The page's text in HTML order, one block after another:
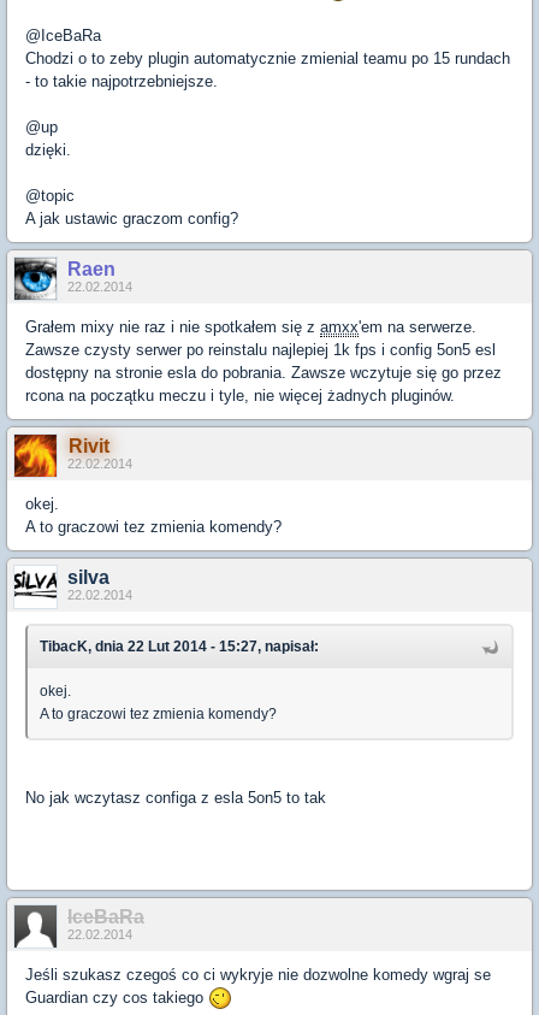
@IceBaRa
Chodzi o to zeby plugin automatycznie zmienial teamu po 15 rundach
- to takie najpotrzebniejsze.
@up
dzięki.
@topic
A jak ustawic graczom config?
Raen
22.02.2014
Grałem mixy nie raz i nie spotkałem się z amxx'em na serwerze.
Zawsze czysty serwer po reinstalu najlepiej 1k fps i config 5on5 esl
dostępny na stronie esla do pobrania. Zawsze wczytuje się go przez
rcona na początku meczu i tyle, nie więcej żadnych pluginów.
Rivit
22.02.2014
okej.
A to graczowi tez zmienia komendy?
silva
22.02.2014
TibacK, dnia 22 Lut 2014 - 15:27, napisał:
okej.
A to graczowi tez zmienia komendy?
No jak wczytasz configa z esla 5on5 to tak
IceBaRa
22.02.2014
Jeśli szukasz czegoś co ci wykryje nie dozwolne komedy wgraj se
Guardian czy cos takiego